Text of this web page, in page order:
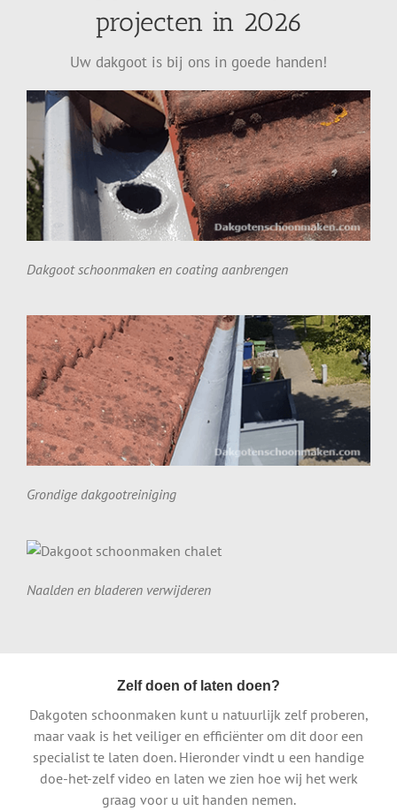
projecten in 2026
Uw dakgoot is bij ons in goede handen!
Dakgoot schoonmaken en coating aanbrengen
Grondige dakgootreiniging
Naalden en bladeren verwijderen
Zelf doen of laten doen?
Dakgoten schoonmaken kunt u natuurlijk zelf proberen,
maar vaak is het veiliger en efficiënter om dit door een
specialist te laten doen. Hieronder vindt u een handige
doe-het-zelf video en laten we zien hoe wij het werk
graag voor u uit handen nemen.